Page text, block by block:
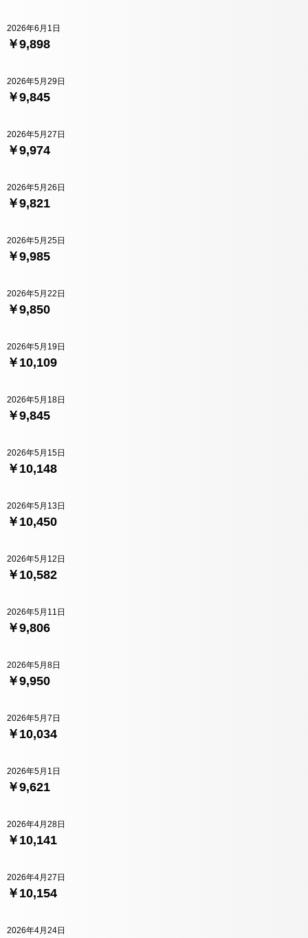
￥9,898
2026年6月1日
￥9,845
2026年5月29日
￥9,974
2026年5月27日
￥9,821
2026年5月26日
￥9,985
2026年5月25日
￥9,850
2026年5月22日
￥10,109
2026年5月19日
￥9,845
2026年5月18日
￥10,148
2026年5月15日
￥10,450
2026年5月13日
￥10,582
2026年5月12日
￥9,806
2026年5月11日
￥9,950
2026年5月8日
￥10,034
2026年5月7日
￥9,621
2026年5月1日
￥10,141
2026年4月28日
￥10,154
2026年4月27日
2026年4月24日